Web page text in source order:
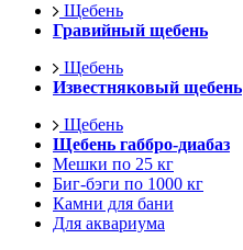
Щебень
Гравийный щебень
Щебень
Известняковый щебень
Щебень
Щебень габбро-диабаз
Мешки по 25 кг
Биг-бэги по 1000 кг
Камни для бани
Для аквариума